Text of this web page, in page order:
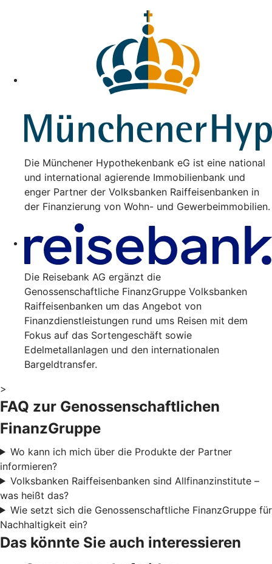
Die Münchener Hypothekenbank eG ist eine national
und international agierende Immobilienbank und
enger Partner der Volksbanken Raiffeisenbanken in
der Finanzierung von Wohn- und Gewerbeimmobilien.
Die Reisebank AG ergänzt die
Genossenschaftliche FinanzGruppe Volksbanken
Raiffeisenbanken um das Angebot von
Finanzdienstleistungen rund ums Reisen mit dem
Fokus auf das Sortengeschäft sowie
Edelmetallanlagen und den internationalen
Bargeldtransfer.
>
FAQ zur Genossenschaftlichen
FinanzGruppe
Wo kann ich mich über die Produkte der Partner
informieren?
Volksbanken Raiffeisenbanken sind Allfinanzinstitute –
was heißt das?
Wie setzt sich die Genossenschaftliche FinanzGruppe für
Nachhaltigkeit ein?
Das könnte Sie auch interessieren